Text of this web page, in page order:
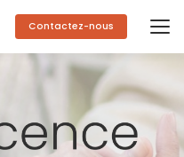
Contactez-nous